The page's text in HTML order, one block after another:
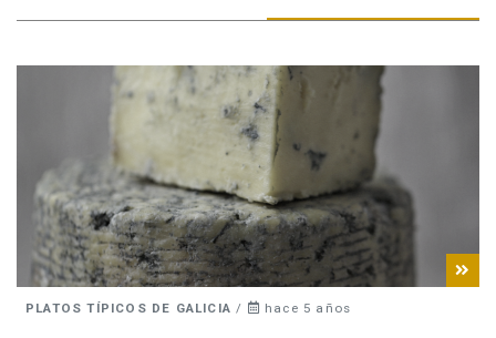
PLATOS TÍPICOS DE GALICIA / hace 5 años